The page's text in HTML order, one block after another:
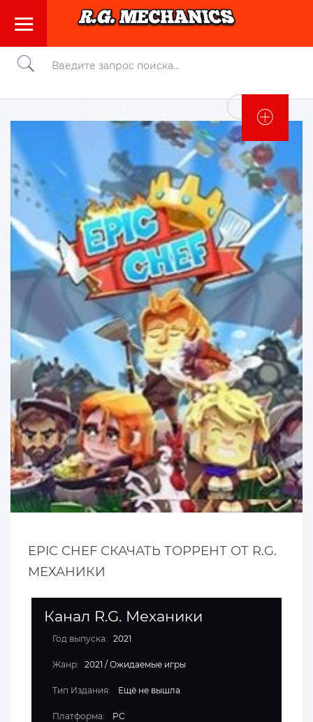
Войти
EPIC CHEF СКАЧАТЬ ТОРРЕНТ ОТ R.G.
МЕХАНИКИ
Канал R.G. Механики
Год выпуска: 2021
Жанр: 2021 / Ожидаемые игры
Тип Издания: Ещё не вышла
Платформа: PC